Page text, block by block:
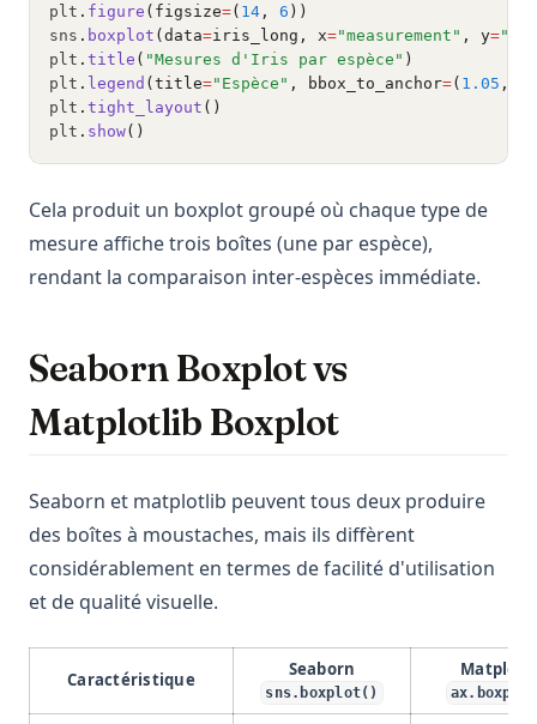
plt . figure (figsize=( 14 , 6 ))
sns . boxplot (data=iris_long, x="measurement" , y="cm"
plt . title ( "Mesures d'Iris par espèce" )
plt . legend (title="Espèce" , bbox_to_anchor=( 1.05 ,
plt . tight_layout ()
plt . show()
Cela produit un boxplot groupé où chaque type de
mesure affiche trois boîtes (une par espèce),
rendant la comparaison inter-espèces immédiate.
Seaborn Boxplot vs
Matplotlib Boxplot
Seaborn et matplotlib peuvent tous deux produire
des boîtes à moustaches, mais ils diffèrent
considérablement en termes de facilité d'utilisation
et de qualité visuelle.
Caractéristique Seaborn
sns.boxplot()